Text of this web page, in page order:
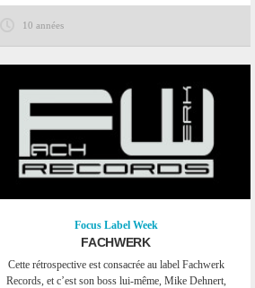
10 années
Focus Label Week
FACHWERK
Cette rétrospective est consacrée au label Fachwerk
Records, et c’est son boss lui-même, Mike Dehnert,